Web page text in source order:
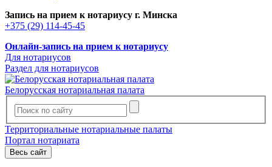
Запись на прием к нотариусу г. Минска
+375 (29) 114-45-45
Онлайн-запись на прием к нотариусу
Для нотариусов
Раздел для нотариусов
Белорусская нотариальная палата
Территориальные нотариальные палаты
Портал нотариата
Весь сайт